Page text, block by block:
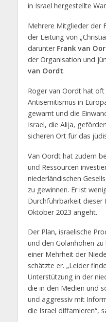
in Israel hergestellte
Mehrere Mitglieder der
der Leitung von
darunter Frank van
der Organisation und
van Oordt.
Roger van Oordt hat
Antisemitismus in
gewarnt und die
Israel, die Alija,
sicheren Ort für das
Van Oordt hat zudem
und Ressourcen
niederländischen
zu gewinnen. Er ist
Durchführbarkeit dieser
Oktober 2023 angeht.
Der Plan, israelische
und den Golanhöhen
einer Mehrheit der
schätzte er. „Leider
Unterstützung in der
die in den Medien und
und aggressiv mit
die Israel diffamieren“,